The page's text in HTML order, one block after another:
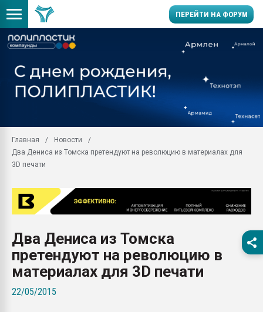
ПЕРЕЙТИ НА ФОРУМ
Вакуум-формовочные
28.07.2026
Всё, что касается
бутылок
вакуумного
Продам отходы
поликарбоната и АБС-
Armaloy PC/ABS-1IM
Главная
Новости
Два Дениса из Томска претендуют на революцию в материалах для
3D печати
Два Дениса из Томска
претендуют на революцию в
материалах для 3D печати
22/05/2015